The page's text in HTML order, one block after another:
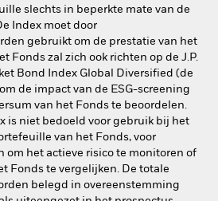
slechts in beperkte mate van de
Index moet door
gebruikt om de prestatie van het
Fonds zal zich ook richten op de J.P.
Bond Index Global Diversified (de
de impact van de ESG-screening
van het Fonds te beoordelen.
is niet bedoeld voor gebruik bij het
van het Fonds, voor
om het actieve risico te monitoren of
Fonds te vergelijken. De totale
belegd in overeenstemming